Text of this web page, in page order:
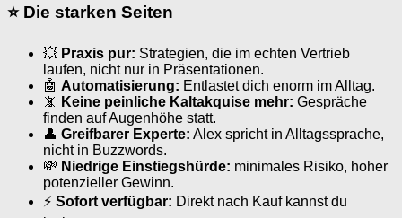
⭐ Die starken Seiten
💥 Praxis pur: Strategien, die im echten Vertrieb
laufen, nicht nur in Präsentationen.
🤖 Automatisierung: Entlastet dich enorm im Alltag.
📵 Keine peinliche Kaltakquise mehr: Gespräche
finden auf Augenhöhe statt.
👤 Greifbarer Experte: Alex spricht in Alltagssprache,
nicht in Buzzwords.
💸 Niedrige Einstiegshürde: minimales Risiko, hoher
potenzieller Gewinn.
⚡ Sofort verfügbar: Direkt nach Kauf kannst du